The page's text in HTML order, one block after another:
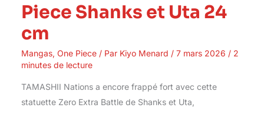
Piece Shanks et Uta 24
cm
Mangas, One Piece/ Par Kiyo Menard / 7 mars 2026 / 2
minutes de lecture
TAMASHII Nations a encore frappé fort avec cette
statuette Zero Extra Battle de Shanks et Uta,